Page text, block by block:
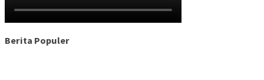
Berita Populer